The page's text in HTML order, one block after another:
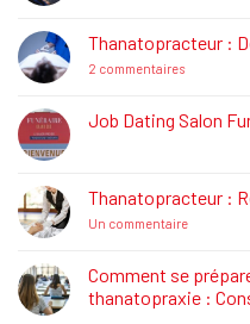
La
Réglementation
Funéraire
Thanatopracteur :
2 commentairessur
Définition,
Rôle
Job Dating Salon
Job
Dating
Salon
SUD
Thanatopracteur :
Un commentairesur
Réaliser
votre
rêve
Comment se
thanatopraxie :